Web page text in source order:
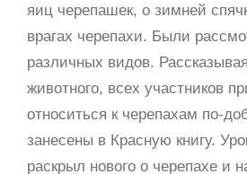
яиц черепашек, о зимней
врагах черепахи. Были
различных видов.
животного, всех участников
относиться к черепахам по-
занесены в Красную книгу.
раскрыл нового о черепахе и